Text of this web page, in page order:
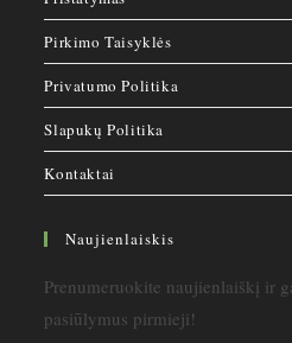
Pirkimo Taisyklės
Privatumo Politika
Slapukų Politika
Kontaktai
Naujienlaiskis
Prenumeruokite naujienlaiškį ir
pasiūlymus pirmieji!